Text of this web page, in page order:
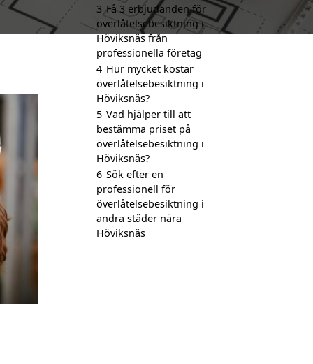
3 Få 3 erbjudanden för
överlåtelsebesiktning i
Höviksnäs från
professionella företag
4 Hur mycket kostar
överlåtelsebesiktning i
Höviksnäs?
5 Vad hjälper till att
bestämma priset på
överlåtelsebesiktning i
Höviksnäs?
6 Sök efter en
professionell för
överlåtelsebesiktning i
andra städer nära
Höviksnäs